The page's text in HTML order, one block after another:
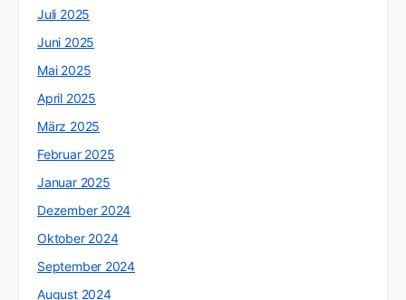
Juli 2025
Juni 2025
Mai 2025
April 2025
März 2025
Februar 2025
Januar 2025
Dezember 2024
Oktober 2024
September 2024
August 2024